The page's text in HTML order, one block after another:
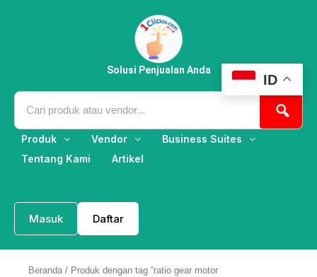
Solusi Penjualan Anda
Produk Vendor
Business Suites
Tentang Kami
Artikel
Masuk Daftar
Beranda / Produk dengan tag “ratio gear motor
ID